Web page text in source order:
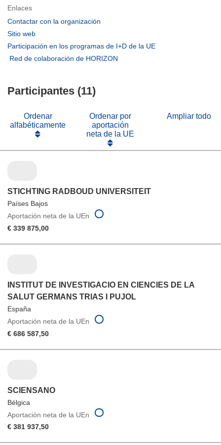
Enlaces
Contactar con la organización
en
nueva
Sitio web
abrirá
en
ventana)
Participación en los programas de I+D de la UE
Red de colaboración de HORIZON
Participantes (11)
Ordenar
alfabéticamente
Ordenar por
aportación
neta de la UE
Ampliar todo
STICHTING RADBOUD UNIVERSITEIT
Países Bajos
Aportación neta de la UEn
€ 339 875,00
INSTITUT DE INVESTIGACIO EN CIENCIES DE LA
SALUT GERMANS TRIAS I PUJOL
España
Aportación neta de la UEn
€ 686 587,50
SCIENSANO
Bélgica
Aportación neta de la UEn
€ 381 937,50